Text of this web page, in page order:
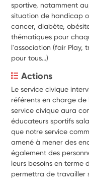
sportive, notamment
situation de handicap
cancer, diabète,
thématiques pour
l'association (fair Play,
pour tous...)
Actions
Le service civique
référents en charge
service civique aura
éducateurs sportifs
que notre service
amené à mener des
également des
leurs besoins en terme
permettra de travailler